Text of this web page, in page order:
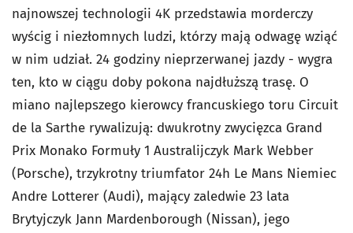
najnowszej technologii 4K przedstawia morderczy
wyścig i niezłomnych ludzi, którzy mają odwagę wziąć
w nim udział. 24 godziny nieprzerwanej jazdy - wygra
ten, kto w ciągu doby pokona najdłuższą trasę. O
miano najlepszego kierowcy francuskiego toru Circuit
de la Sarthe rywalizują: dwukrotny zwycięzca Grand
Prix Monako Formuły 1 Australijczyk Mark Webber
(Porsche), trzykrotny triumfator 24h Le Mans Niemiec
Andre Lotterer (Audi), mający zaledwie 23 lata
Brytyjczyk Jann Mardenborough (Nissan), jego